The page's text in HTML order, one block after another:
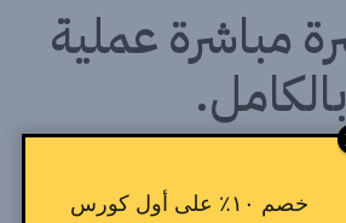
مباشرة عملية
بالكامل.
خصم ١٠٪ على أول كورس